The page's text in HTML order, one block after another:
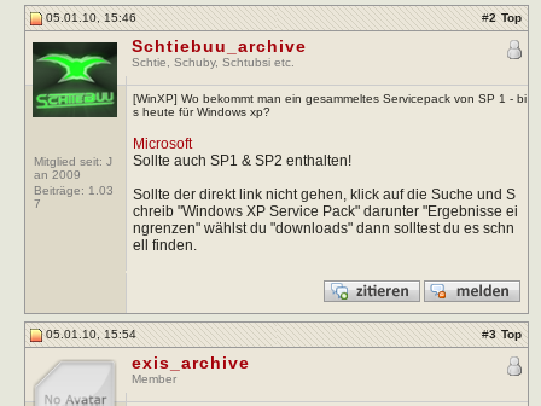
05.01.10, 15:46 #2 Top
Mitglied seit: J
an 2009
Beiträge: 1.03
7
Schtiebuu_archive
Schtie, Schuby, Schtubsi etc.
[WinXP] Wo bekommt man ein gesammeltes Servicepack von SP 1 - bi
s heute für Windows xp?
Microsoft
Sollte auch SP1 & SP2 enthalten!
Sollte der direkt link nicht gehen, klick auf die Suche und S
chreib "Windows XP Service Pack" darunter "Ergebnisse ei
ngrenzen" wählst du "downloads" dann solltest du es schn
ell finden.
05.01.10, 15:54 #3 Top
exis_archive
Member